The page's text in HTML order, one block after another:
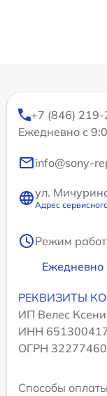
+7 (846)
Ежедневно с
info@sony-
ул.
Адрес
Режим
Ежедневно
РЕКВИЗИТЫ
ИП Велес
ИНН
ОГРН
Способы оплаты